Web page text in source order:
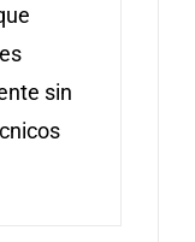
sin